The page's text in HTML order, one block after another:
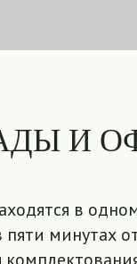
И
в
минутах